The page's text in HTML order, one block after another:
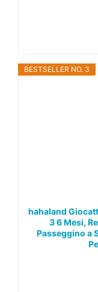
BESTSELLER NO. 3
hahaland
3 6 Mesi,
Passeggino a